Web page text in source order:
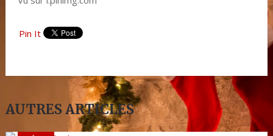
Pin It
AUTRES ARTICLES